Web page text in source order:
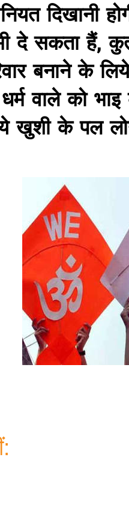
दिखानी
दे सकता हैं,
बनाने के
वाले को
खुशी के पल